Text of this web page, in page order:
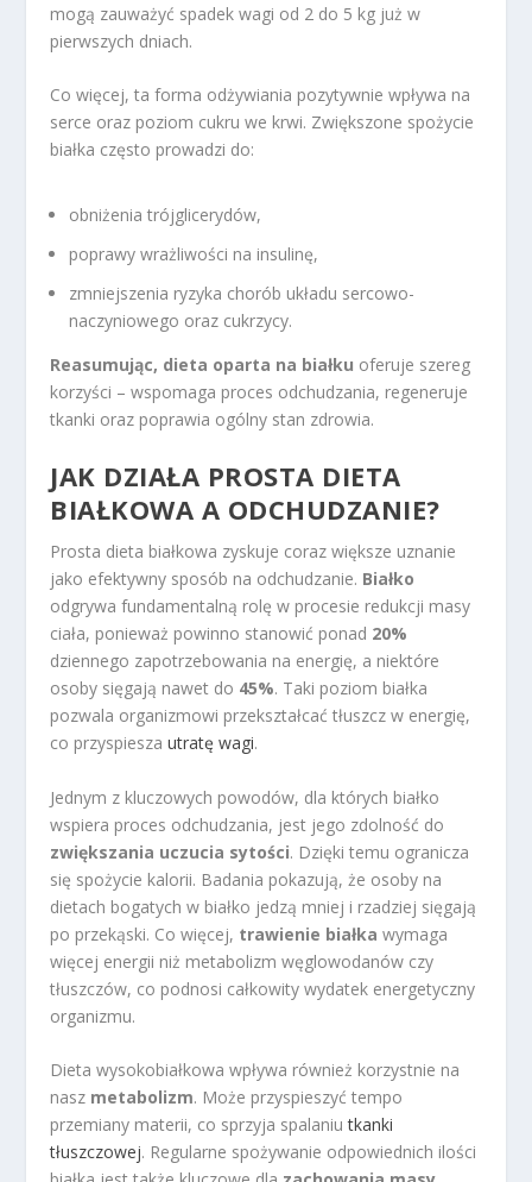
mogą zauważyć spadek wagi od 2 do 5 kg już w
pierwszych dniach.
Co więcej, ta forma odżywiania pozytywnie wpływa na
serce oraz poziom cukru we krwi. Zwiększone spożycie
białka często prowadzi do:
obniżenia trójglicerydów,
poprawy wrażliwości na insulinę,
zmniejszenia ryzyka chorób układu sercowo-
naczyniowego oraz cukrzycy.
Reasumując, dieta oparta na białku oferuje szereg
korzyści – wspomaga proces odchudzania, regeneruje
tkanki oraz poprawia ogólny stan zdrowia.
JAK DZIAŁA PROSTA DIETA
BIAŁKOWA A ODCHUDZANIE?
Prosta dieta białkowa zyskuje coraz większe uznanie
jako efektywny sposób na odchudzanie. Białko
odgrywa fundamentalną rolę w procesie redukcji masy
ciała, ponieważ powinno stanowić ponad 20%
dziennego zapotrzebowania na energię, a niektóre
osoby sięgają nawet do 45%. Taki poziom białka
pozwala organizmowi przekształcać tłuszcz w energię,
co przyspieszautratę wagi.
Jednym z kluczowych powodów, dla których białko
wspiera proces odchudzania, jest jego zdolność do
zwiększania uczucia sytości. Dzięki temu ogranicza
się spożycie kalorii. Badania pokazują, że osoby na
dietach bogatych w białko jedzą mniej i rzadziej sięgają
po przekąski. Co więcej, trawienie białka wymaga
więcej energii niż metabolizm węglowodanów czy
tłuszczów, co podnosi całkowity wydatek energetyczny
organizmu.
Dieta wysokobiałkowa wpływa również korzystnie na
nasz metabolizm. Może przyspieszyć tempo
przemiany materii, co sprzyja spalaniutkanki
tłuszczowej. Regularne spożywanie odpowiednich ilości